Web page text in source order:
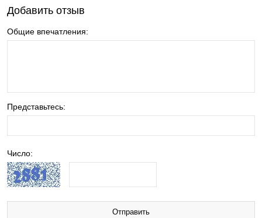
Добавить отзыв
Общие впечатления:
Представьтесь:
Число: